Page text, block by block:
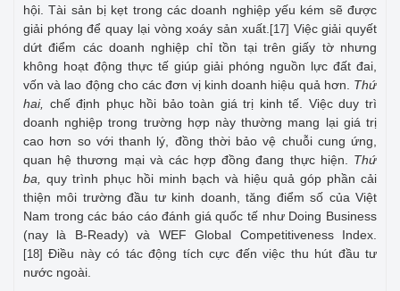
hội. Tài sản bị kẹt trong các doanh nghiệp yếu kém sẽ được
giải phóng để quay lại vòng xoáy sản xuất. [17] Việc giải quyết
dứt điểm các doanh nghiệp chỉ tồn tại trên giấy tờ nhưng
không hoạt động thực tế giúp giải phóng nguồn lực đất đai,
vốn và lao động cho các đơn vị kinh doanh hiệu quả hơn. Thứ
hai,
chế định phục hồi bảo toàn giá trị kinh tế. Việc duy trì
doanh nghiệp trong trường hợp này thường mang lại giá trị
cao hơn so với thanh lý, đồng thời bảo vệ chuỗi cung ứng,
quan hệ thương mại và các hợp đồng đang thực hiện. Thứ
ba,
quy trình phục hồi minh bạch và hiệu quả góp phần cải
thiện môi trường đầu tư kinh doanh, tăng điểm số của Việt
Nam trong các báo cáo đánh giá quốc tế như Doing Business
(nay là B-Ready) và WEF Global Competitiveness Index.
[18] Điều này có tác động tích cực đến việc thu hút đầu tư
nước ngoài.